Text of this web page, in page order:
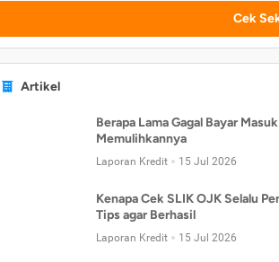
Cek
Artikel
Berapa Lama Gagal Bayar
Memulihkannya
Laporan Kredit 15 Jul 2026
Kenapa Cek SLIK OJK Selalu
Tips agar Berhasil
Laporan Kredit 15 Jul 2026